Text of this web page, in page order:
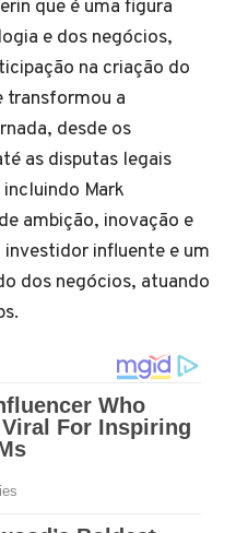
que é uma figura
e dos negócios,
na criação do
transformou a
desde os
as disputas legais
Mark
ambição, inovação e
influente e um
dos negócios, atuando